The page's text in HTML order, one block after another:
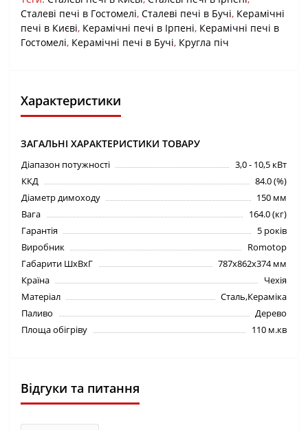
Сталеві печі в Гостомелі, Сталеві печі в Бучі, Керамічні
печі в Києві, Керамічні печі в Ірпені, Керамічні печі в
Гостомелі, Керамічні печі в Бучі, Кругла піч
Характеристики
ЗАГАЛЬНІ ХАРАКТЕРИСТИКИ ТОВАРУ
Діапазон потужності
3,0 - 10,5 кВт
ККД
84.0 (%)
Діаметр димоходу
150 мм
Вага
164.0 (кг)
Гарантія
5 років
Виробник
Romotop
Габарити ШхВхГ
787х862х374 мм
Країна
Чехія
Матеріал
Сталь,Кераміка
Паливо
Дерево
Площа обігріву
110 м.кв
Відгуки та питання